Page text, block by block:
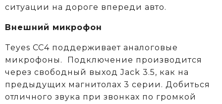
ситуации на дороге впереди авто.
Внешний микрофон
Teyes CC4 поддерживает аналоговые
микрофоны. Подключение производится
через свободный выход Jack 3.5, как на
предыдущих магнитолах 3 серии. Добиться
отличного звука при звонках по громкой